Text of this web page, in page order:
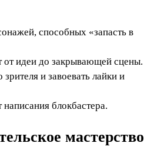
способных «запасть в
от идеи до закрывающей сцены.
и завоевать лайки и
блокбастера.
мастерство